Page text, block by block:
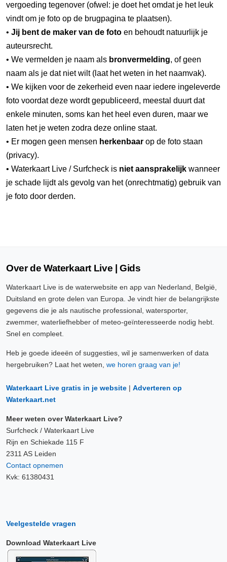
vergoeding tegenover (ofwel: je doet het omdat je het leuk
vindt om je foto op de brugpagina te plaatsen).
• Jij bent de maker van de foto en behoudt natuurlijk je
auteursrecht.
• We vermelden je naam als bronvermelding, of geen
naam als je dat niet wilt (laat het weten in het naamvak).
• We kijken voor de zekerheid even naar iedere ingeleverde
foto voordat deze wordt gepubliceerd, meestal duurt dat
enkele minuten, soms kan het heel even duren, maar we
laten het je weten zodra deze online staat.
• Er mogen geen mensen herkenbaar op de foto staan
(privacy).
• Waterkaart Live / Surfcheck is niet aansprakelijk wanneer
je schade lijdt als gevolg van het (onrechtmatig) gebruik van
je foto door derden.
Over de Waterkaart Live | Gids
Waterkaart Live is de waterwebsite en app van Nederland, België,
Duitsland en grote delen van Europa. Je vindt hier de belangrijkste
gegevens die je als nautische professional, watersporter,
zwemmer, waterliefhebber of meteo-geïnteresseerde nodig hebt.
Snel en compleet.
Heb je goede ideeën of suggesties, wil je samenwerken of data
hergebruiken? Laat het weten, we horen graag van je!
Waterkaart Live gratis in je website | Adverteren op
Waterkaart.net
Meer weten over Waterkaart Live?
Surfcheck / Waterkaart Live
Rijn en Schiekade 115 F
2311 AS Leiden
Contact opnemen
Kvk: 61380431
Veelgestelde vragen
Download Waterkaart Live